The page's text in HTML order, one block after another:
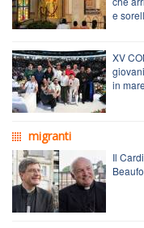
e
XV
in
migranti
Il